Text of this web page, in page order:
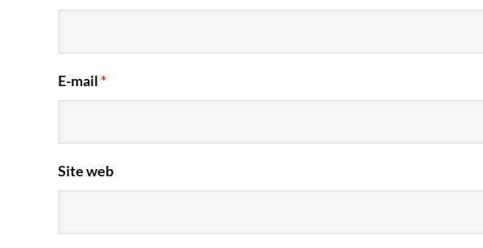
E-mail *
Site web